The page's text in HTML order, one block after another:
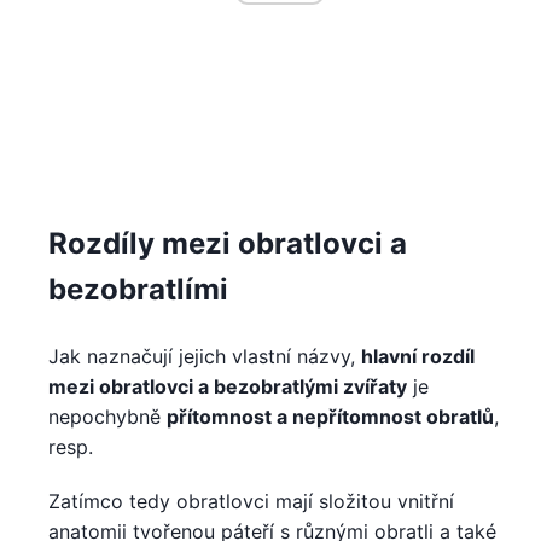
Rozdíly mezi obratlovci a
bezobratlími
Jak naznačují jejich vlastní názvy, hlavní rozdíl
mezi obratlovci a bezobratlými zvířaty je
nepochybně přítomnost a nepřítomnost obratlů,
resp.
Zatímco tedy obratlovci mají složitou vnitřní
anatomii tvořenou páteří s různými obratli a také